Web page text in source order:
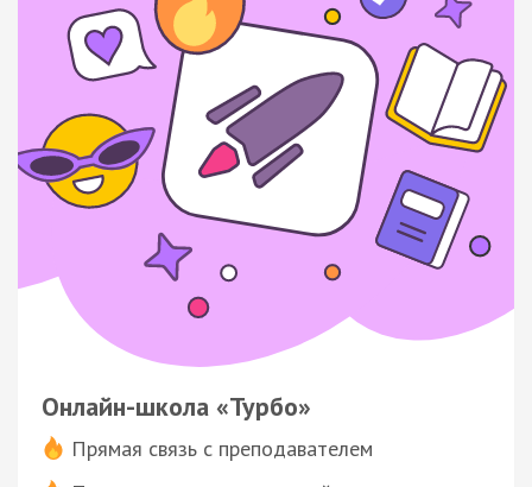
Онлайн-школа «Турбо»
Прямая связь с преподавателем